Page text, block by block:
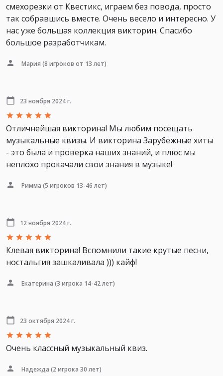
смехорезки от Квестикс, играем без повода, просто
так собравшись вместе. Очень весело и интересно. У
нас уже большая коллекция викторин. Спасибо
большое разработчикам.
Мария (8 игроков от 13 лет)
23 ноября 2024 г.
Отличнейшая викторина! Мы любим посещать
музыкальные квизы. И викторина Зарубежные хиты
- это была и проверка наших знаний, и плюс мы
неплохо прокачали свои знания в музыке!
Римма (5 игроков 13-46 лет)
12 ноября 2024 г.
Клевая викторина! Вспомнили такие крутые песни,
ностальгия зашкаливала ))) кайф!
Екатерина (3 игрока 14-42 лет)
23 октября 2024 г.
Очень классный музыкальный квиз.
Надежда (2 игрока 30 лет)